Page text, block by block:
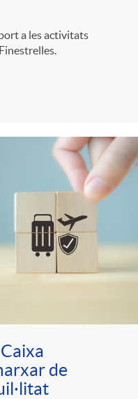
a les activitats
de